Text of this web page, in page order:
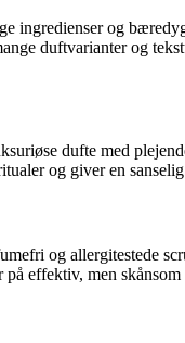
ingredienser og
duftvarianter og
dufte med
og giver en
og allergitestede
på effektiv, men